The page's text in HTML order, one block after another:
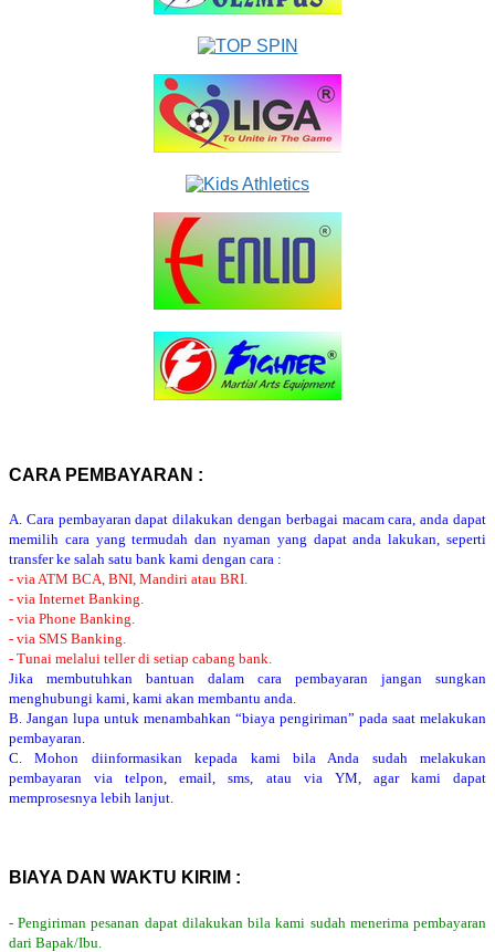
CARA PEMBAYARAN :
A. Cara pembayaran dapat dilakukan dengan berbagai macam cara, anda dapat
memilih cara yang termudah dan nyaman yang dapat anda lakukan, seperti
transfer ke salah satu bank kami dengan cara :
- via ATM BCA, BNI, Mandiri atau BRI.
- via Internet Banking.
- via Phone Banking.
- via SMS Banking.
- Tunai melalui teller di setiap cabang bank.
Jika membutuhkan bantuan dalam cara pembayaran jangan sungkan
menghubungi kami, kami akan membantu anda.
B. Jangan lupa untuk menambahkan “biaya pengiriman” pada saat melakukan
pembayaran.
C. Mohon diinformasikan kepada kami bila Anda sudah melakukan
pembayaran via telpon, email, sms, atau via YM, agar kami dapat
memprosesnya lebih lanjut.
BIAYA DAN WAKTU KIRIM :
- Pengiriman pesanan dapat dilakukan bila kami sudah menerima pembayaran
dari Bapak/Ibu.